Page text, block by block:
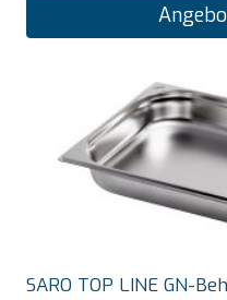
SARO TOP LINE GN-